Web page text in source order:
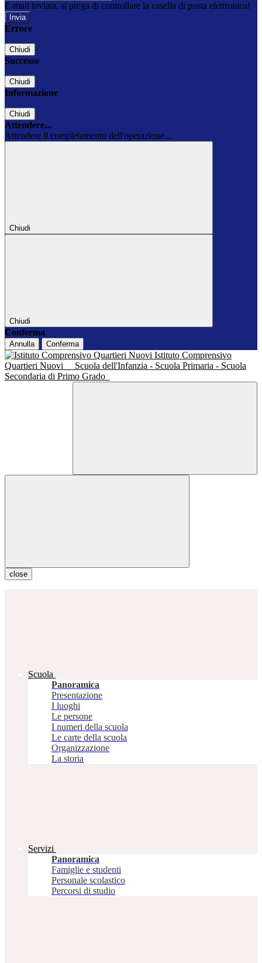
E-mail inviata, si prega di controllare la casella di posta elettronica!
Errore
Chiudi
Successo
Chiudi
Informazione
Chiudi
Attendere...
Attendere il completamento dell'operazione...
Chiudi
Chiudi
Conferma
Annulla Conferma
Istituto Comprensivo
Quartieri Nuovi
Scuola dell'Infanzia - Scuola Primaria - Scuola
Secondaria di Primo Grado
close
Scuola
Panoramica
Presentazione
I luoghi
Le persone
I numeri della scuola
Le carte della scuola
Organizzazione
La storia
Servizi
Panoramica
Famiglie e studenti
Personale scolastico
Percorsi di studio